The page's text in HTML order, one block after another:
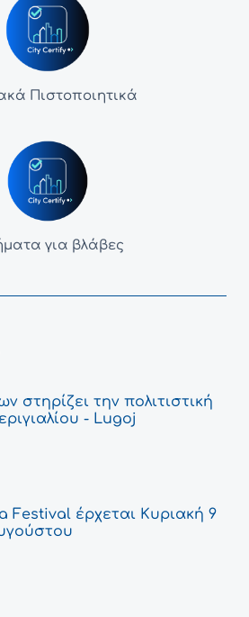
Πιστοποιητικά
για βλάβες
στηρίζει την πολιτιστική
- Lugoj
Festival έρχεται Κυριακή 9